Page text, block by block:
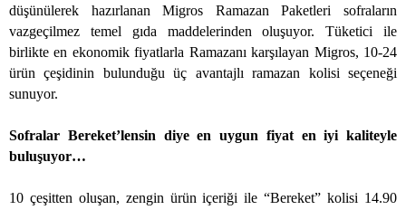
düşünülerek hazırlanan Migros Ramazan Paketleri sofraların
vazgeçilmez temel gıda maddelerinden oluşuyor. Tüketici ile
birlikte en ekonomik fiyatlarla Ramazanı karşılayan Migros, 10-24
ürün çeşidinin bulunduğu üç avantajlı ramazan kolisi seçeneği
sunuyor.
Sofralar Bereket’lensin diye en uygun fiyat en iyi kaliteyle
buluşuyor…
10 çeşitten oluşan, zengin ürün içeriği ile “Bereket” kolisi 14.90